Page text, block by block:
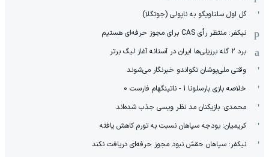
گل اول سلتاویگو به ناپولی (جوتگلا)
نیکفر: منتظر رأی CAS برای مجوز حرفه‌ای هستیم
برد ۲ گله برزیلی‌ها ایران در آستانه آغاز لیگ برتر
وقتی ملی‌پوشان تکواندو خبرنگار می‌شوند
خلاصه بازی بارسلونا 1 - ناتینگهام فارست 0
محمدی: بازیکنان مد نظر ویسی جذب شده‌اند
کریمیان: بودجه سپاهان نسبت به تورم کاهش یافته
نیکفر: سپاهان حقش نبود مجوز حرفه‌ای دریافت نکند